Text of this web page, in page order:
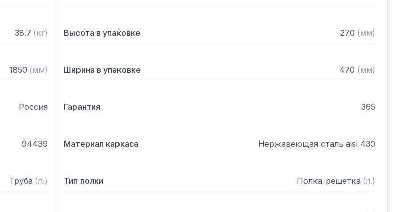
38.7 (кг) Высота в упаковке 270 (мм)
1850 (мм) Ширина в упаковке 470 (мм)
Россия Гарантия 365
94439 Материал каркаса Нержавеющая сталь aisi 430
Труба (л.) Тип полки Полка-решетка (л.)